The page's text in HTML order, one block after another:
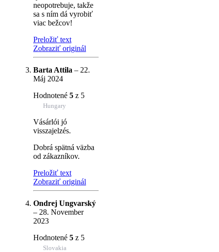
neopotrebuje, takže
sa s ním dá vyrobiť
viac bežcov!
Preložiť text
Zobraziť originál
Barta Attila – 22.
Máj 2024
Hodnotené 5 z 5
Hungary
Vásárlói jó
visszajelzés.
Dobrá spätná väzba
od zákazníkov.
Preložiť text
Zobraziť originál
Ondrej Ungvarský
– 28. November
2023
Hodnotené 5 z 5
Slovakia